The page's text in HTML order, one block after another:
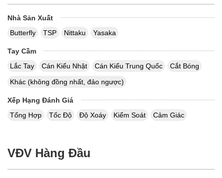
Nhà Sản Xuất
Butterfly
TSP Nittaku Yasaka
Tay Cầm
Lắc Tay
Cán Kiểu Nhật Cán Kiểu Trung Quốc
Cắt Bóng
Khác (không đồng nhất, đảo ngược)
Xếp Hạng Đánh Giá
Tổng Hợp
Tốc Độ Độ Xoáy Kiểm Soát Cảm Giác
VĐV Hàng Đầu